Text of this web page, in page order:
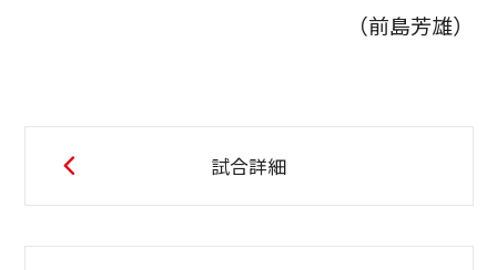
（前島芳雄）
試合詳細